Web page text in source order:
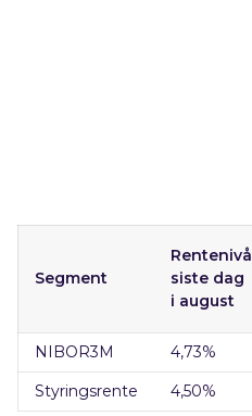
Segment
Rentenivå
siste dag
i august
NIBOR3M 4,73%
Styringsrente
4,50%